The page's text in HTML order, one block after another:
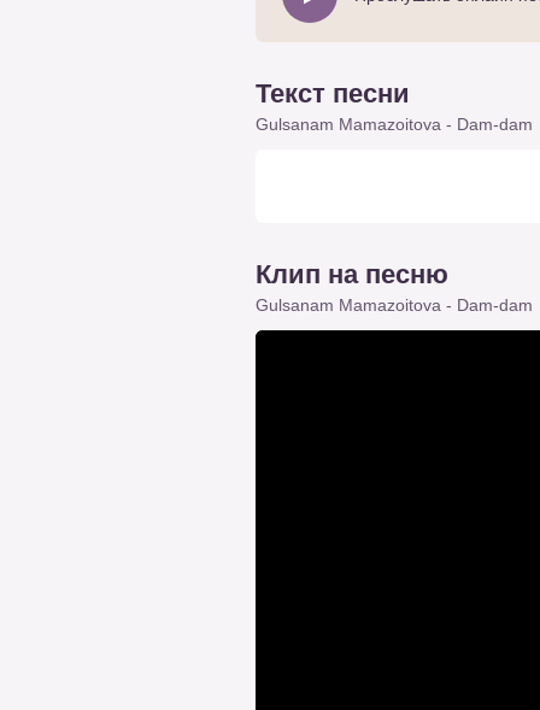
Текст песни
Gulsanam Mamazoitova - Dam-dam
Клип на песню
Gulsanam Mamazoitova - Dam-dam